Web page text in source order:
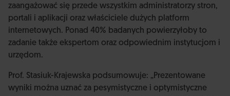
zaangażować się przede wszystkim administratorzy stron,
portali i aplikacji oraz właściciele dużych platform
internetowych. Ponad 40% badanych powierzyłoby to
zadanie także ekspertom oraz odpowiednim instytucjom i
urzędom.
Prof. Stasiuk-Krajewska podsumowuje: „Prezentowane
wyniki można uznać za pesymistyczne i optymistyczne